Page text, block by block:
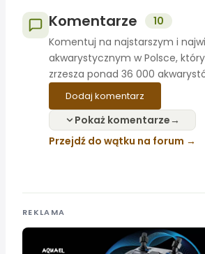
Komentarze
10
Komentuj na najstarszym i
akwarystycznym w Polsce,
zrzesza ponad 36 000
Dodaj komentarz
Pokaż komentarze
Przejdź do wątku na forum
REKLAMA